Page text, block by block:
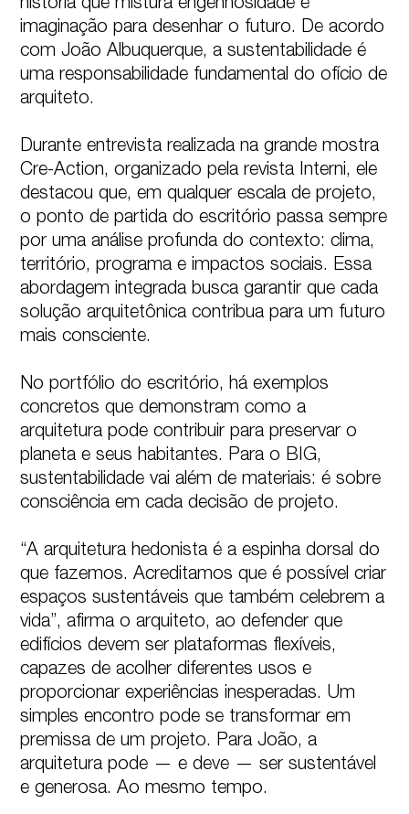
história que mistura engenhosidade e
imaginação para desenhar o futuro. De acordo
com João Albuquerque, a sustentabilidade é
uma responsabilidade fundamental do ofício de
arquiteto.
Durante entrevista realizada na grande mostra
Cre-Action, organizado pela revista Interni, ele
destacou que, em qualquer escala de projeto,
o ponto de partida do escritório passa sempre
por uma análise profunda do contexto: clima,
território, programa e impactos sociais. Essa
abordagem integrada busca garantir que cada
solução arquitetônica contribua para um futuro
mais consciente.
No portfólio do escritório, há exemplos
concretos que demonstram como a
arquitetura pode contribuir para preservar o
planeta e seus habitantes. Para o BIG,
sustentabilidade vai além de materiais: é sobre
consciência em cada decisão de projeto.
“A arquitetura hedonista é a espinha dorsal do
que fazemos. Acreditamos que é possível criar
espaços sustentáveis que também celebrem a
vida”, afirma o arquiteto, ao defender que
edifícios devem ser plataformas flexíveis,
capazes de acolher diferentes usos e
proporcionar experiências inesperadas. Um
simples encontro pode se transformar em
premissa de um projeto. Para João, a
arquitetura pode — e deve — ser sustentável
e generosa. Ao mesmo tempo.